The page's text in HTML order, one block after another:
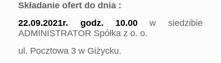
Składanie ofert do dnia :
22.09.2021r. godz. 10.00 w siedzibie
ADMINISTRATOR Spółka z o. o.
ul. Pocztowa 3 w Giżycku.